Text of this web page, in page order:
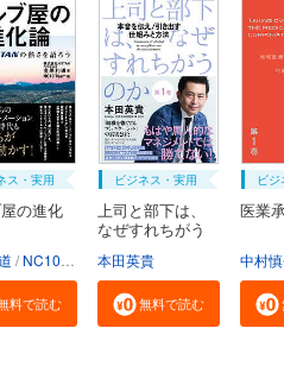
ス・実用
の進化
NC10Team
料で読む
ビジネス・実用
上司と部下は、
なぜすれちがう
本田英貴
無料で読む
ビ
医業
中村